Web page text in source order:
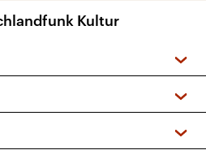
Kultur
+ DAB+)